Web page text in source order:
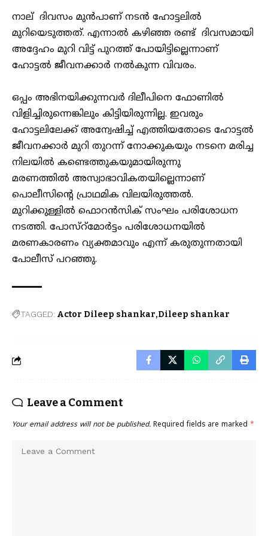
നാല് ദിവസം മുൻപാണ് നടൻ ഹോട്ടലിൽ
മുറിയെടുത്തത്. എന്നാൽ കഴിഞ്ഞ രണ്ട് ദിവസമായി
അദ്ദേഹം മുറി വിട്ട് പുറത്ത് പോയിട്ടില്ലെന്നാണ്
ഹോട്ടൽ ജീവനക്കാർ നൽകുന്ന വിവരം.
ഒപ്പം അഭിനയിക്കുന്നവർ ദിലീപിനെ ഫോണിൽ
വിളിച്ചിരുന്നെങ്കിലും കിട്ടിയിരുന്നില്ല. ഇവരും
ഹോട്ടലിലേക്ക് അന്വേഷിച്ച് എത്തിയതോടെ ഹോട്ടൽ
ജീവനക്കാർ മുറി തുറന്ന് നോക്കുകയും നടനെ മരിച്ച
നിലയിൽ കണ്ടെത്തുകയുമായിരുന്നു
മരണത്തിൽ അസ്വാഭാവികതയില്ലെന്നാണ്
പൊലീസിൻ്റെ പ്രാഥമിക വിലയിരുത്തൽ.
മുറിക്കുള്ളിൽ ഫൊറൻസിക് സംഘം പരിശോധന
നടത്തി. പോസ്റ്‌മോർട്ടം പരിശോധനയിൽ
മരണകാരണം വ്യക്തമാവും എന്ന് കരുതുന്നതായി
പോലീസ് പറഞ്ഞു.
TAGGED: Actor Dileep shankar Dileep shankar
Leave a Comment
Your email address will not be published. Required fields are marked *